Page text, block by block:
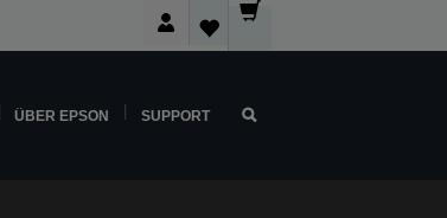
ÜBER EPSON SUPPORT